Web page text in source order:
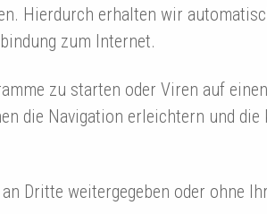
Hierdurch erhalten wir
zum Internet.
zu starten oder Viren auf
die Navigation erleichtern und die
Dritte weitergegeben oder ohne